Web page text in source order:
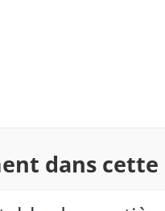
dans